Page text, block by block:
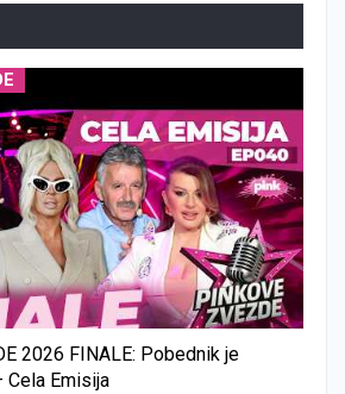
2026 FINALE: Pobednik je
Cela Emisija